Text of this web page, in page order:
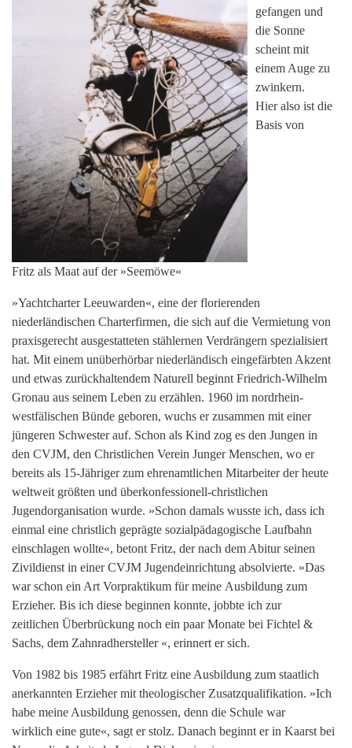
Fritz als Maat auf der »Seemöwe«
gefangen und
die Sonne
scheint mit
einem Auge zu
zwinkern.
Hier also ist die
Basis von
»Yachtcharter Leeuwarden«, eine der florierenden
niederländischen Charterfirmen, die sich auf die Vermietung von
praxisgerecht ausgestatteten stählernen Verdrängern spezialisiert
hat. Mit einem unüberhörbar niederländisch eingefärbten Akzent
und etwas zurückhaltendem Naturell beginnt Friedrich-Wilhelm
Gronau aus seinem Leben zu erzählen. 1960 im nordrhein-
westfälischen Bünde geboren, wuchs er zusammen mit einer
jüngeren Schwester auf. Schon als Kind zog es den Jungen in
den CVJM, den Christlichen Verein Junger Menschen, wo er
bereits als 15-Jähriger zum ehrenamtlichen Mitarbeiter der heute
weltweit größten und überkonfessionell-christlichen
Jugendorganisation wurde. »Schon damals wusste ich, dass ich
einmal eine christlich geprägte sozialpädagogische Laufbahn
einschlagen wollte«, betont Fritz, der nach dem Abitur seinen
Zivildienst in einer CVJM Jugendeinrichtung absolvierte. »Das
war schon ein Art Vorpraktikum für meine Ausbildung zum
Erzieher. Bis ich diese beginnen konnte, jobbte ich zur
zeitlichen Überbrückung noch ein paar Monate bei Fichtel &
Sachs, dem Zahnradhersteller «, erinnert er sich.
Von 1982 bis 1985 erfährt Fritz eine Ausbildung zum staatlich
anerkannten Erzieher mit theologischer Zusatzqualifikation. »Ich
habe meine Ausbildung genossen, denn die Schule war
wirklich eine gute«, sagt er stolz. Danach beginnt er in Kaarst bei